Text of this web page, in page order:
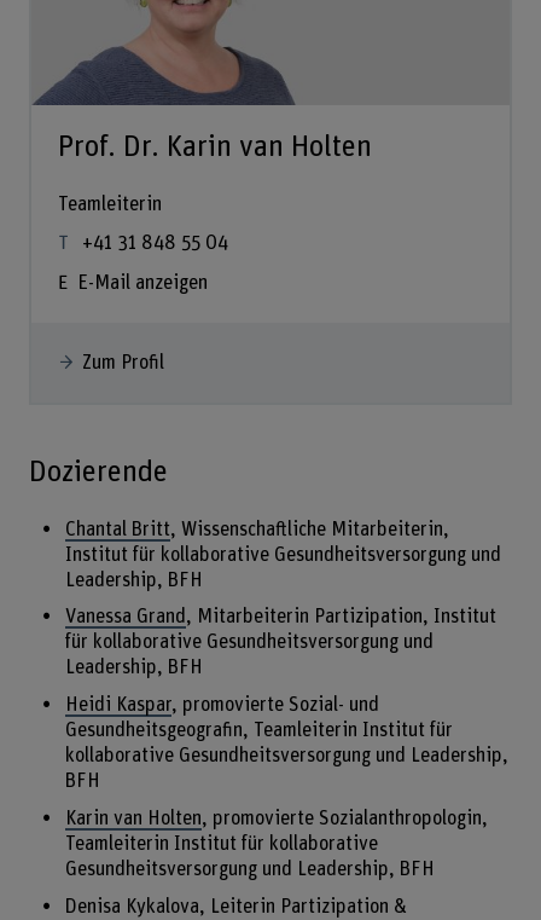
Prof. Dr. Karin van Holten
Teamleiterin
+41 31 848 55 04
E-Mail anzeigen
Zum Profil
Dozierende
Chantal Britt, Wissenschaftliche Mitarbeiterin,
Institut für kollaborative Gesundheitsversorgung und
Leadership, BFH
Vanessa Grand, Mitarbeiterin Partizipation, Institut
für kollaborative Gesundheitsversorgung und
Leadership, BFH
Heidi Kaspar, promovierte Sozial- und
Gesundheitsgeografin, Teamleiterin Institut für
kollaborative Gesundheitsversorgung und Leadership,
BFH
Karin van Holten, promovierte Sozialanthropologin,
Teamleiterin Institut für kollaborative
Gesundheitsversorgung und Leadership, BFH
Denisa Kykalova, Leiterin Partizipation &